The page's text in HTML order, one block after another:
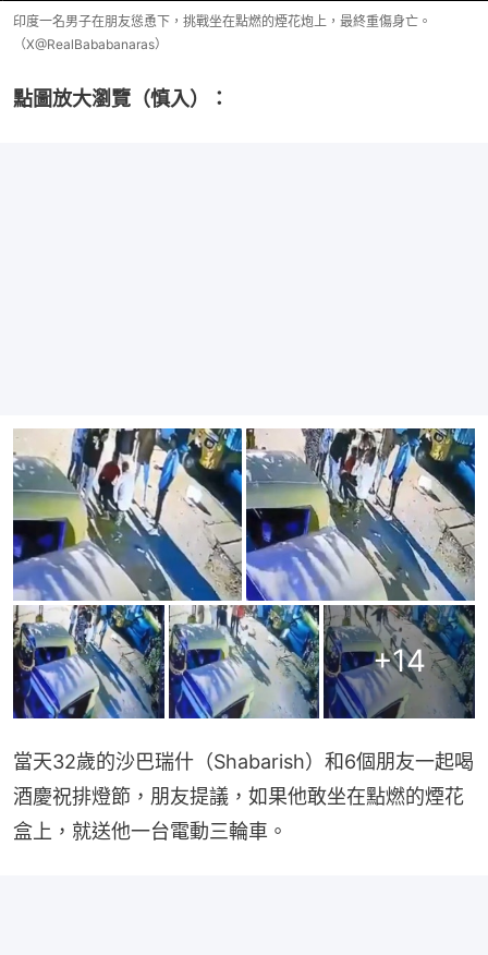
印度一名男子在朋友慫恿下，挑戰坐在點燃的煙花炮上，最終重傷身亡。
（X@RealBababanaras）
點圖放大瀏覽（慎入）：
+14
當天32歲的沙巴瑞什（Shabarish）和6個朋友一起喝
酒慶祝排燈節，朋友提議，如果他敢坐在點燃的煙花
盒上，就送他一台電動三輪車。